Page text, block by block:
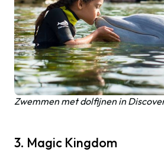
Zwemmen met dolfijnen in
3. Magic Kingdom